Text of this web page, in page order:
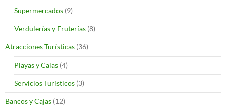
Supermercados (9)
Verdulerías y Fruterías (8)
Atracciones Turísticas (36)
Playas y Calas (4)
Servicios Turísticos (3)
Bancos y Cajas (12)